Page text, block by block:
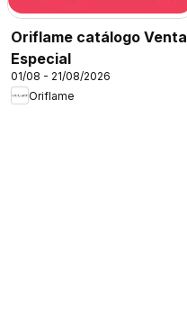
Oriflame catálogo Venta
Especial
01/08 - 21/08/2026
Oriflame